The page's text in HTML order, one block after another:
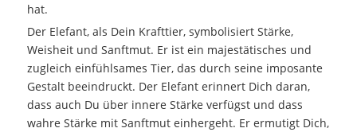
hat.
Der Elefant, als Dein Krafttier, symbolisiert Stärke,
Weisheit und Sanftmut. Er ist ein majestätisches und
zugleich einfühlsames Tier, das durch seine imposante
Gestalt beeindruckt. Der Elefant erinnert Dich daran,
dass auch Du über innere Stärke verfügst und dass
wahre Stärke mit Sanftmut einhergeht. Er ermutigt Dich,